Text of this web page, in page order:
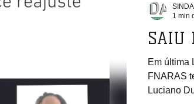
SAIU
Em última
FNARAS
Luciano
1 min